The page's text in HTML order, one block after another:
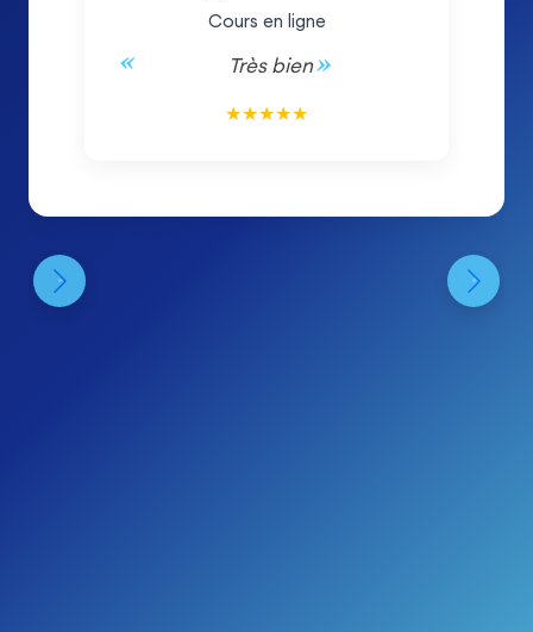
Cours en ligne
Très bien
★★★★★